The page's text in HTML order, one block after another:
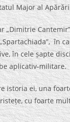
Major al
Cantemir”
în
în cele șapte
aplicativ-militare.
istoria ei, una
cu foarte